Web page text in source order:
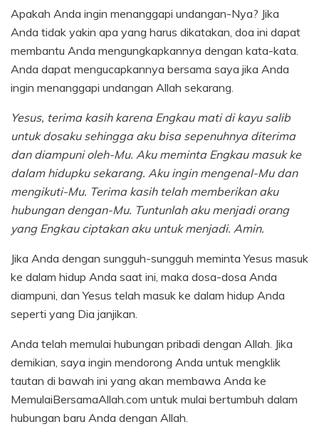
Apakah Anda ingin menanggapi undangan-Nya? Jika
Anda tidak yakin apa yang harus dikatakan, doa ini dapat
membantu Anda mengungkapkannya dengan kata-kata.
Anda dapat mengucapkannya bersama saya jika Anda
ingin menanggapi undangan Allah sekarang.
Yesus, terima kasih karena Engkau mati di kayu salib
untuk dosaku sehingga aku bisa sepenuhnya diterima
dan diampuni oleh-Mu. Aku meminta Engkau masuk ke
dalam hidupku sekarang. Aku ingin mengenal-Mu dan
mengikuti-Mu. Terima kasih telah memberikan aku
hubungan dengan-Mu. Tuntunlah aku menjadi orang
yang Engkau ciptakan aku untuk menjadi. Amin.
Jika Anda dengan sungguh-sungguh meminta Yesus masuk
ke dalam hidup Anda saat ini, maka dosa-dosa Anda
diampuni, dan Yesus telah masuk ke dalam hidup Anda
seperti yang Dia janjikan.
Anda telah memulai hubungan pribadi dengan Allah. Jika
demikian, saya ingin mendorong Anda untuk mengklik
tautan di bawah ini yang akan membawa Anda ke
MemulaiBersamaAllah.com untuk mulai bertumbuh dalam
hubungan baru Anda dengan Allah.